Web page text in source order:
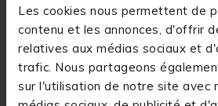
Les cookies nous permettent de
contenu et les annonces, d'offrir
relatives aux médias sociaux et
trafic. Nous partageons
sur l'utilisation de notre site avec
Le bonnet Colmic SKULL CAP
style et la chaleur ! C'est un must
de pêche par temps froid.